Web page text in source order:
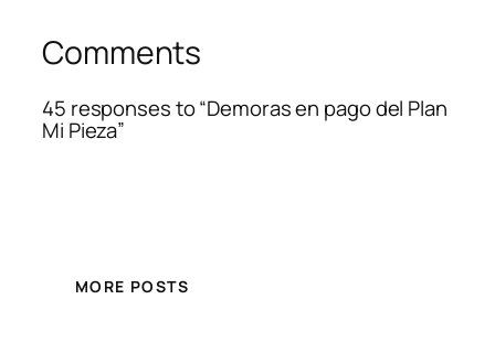
Comments
45 responses to “Demoras en pago del Plan
Mi Pieza”
MORE POSTS